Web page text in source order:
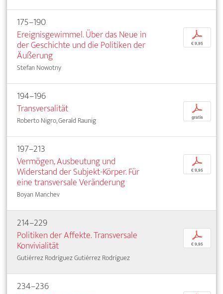
175–190
Ereignisgewimmel. Über das Neue in
der Geschichte und die Politiken der
Äußerung
Stefan Nowotny
p
€ 9,95
194–196
Transversalität
Roberto Nigro, Gerald Raunig
p
gratis
197–213
Vermögen, Ausbeutung und
Widerstand der Subjekt-Körper. Für
eine transversale Veränderung
Boyan Manchev
p
€ 9,95
214–229
Politiken der Affekte. Transversale
Konvivialität
Gutiérrez Rodríguez Gutiérrez Rodríguez
p
€ 9,95
234–236